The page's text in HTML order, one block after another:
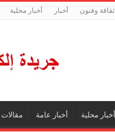
ثقافة وفنون أخبار أخبار محلية
أخبار محلية أخبار عامة مقالات